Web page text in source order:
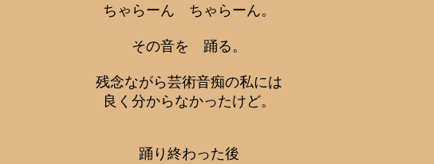
ちゃらーん ちゃらーん。
その音を 踊る。
残念ながら芸術音痴の私には
良く分からなかったけど。
踊り終わった後